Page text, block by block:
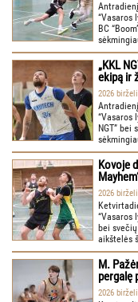
“Vasaros
BC
„KKL
ekipą ir
2026
“Vasaros
NGT” bei
Kovoje
2026
“Vasaros
bei
aikštelės
M.
pergalę
2026